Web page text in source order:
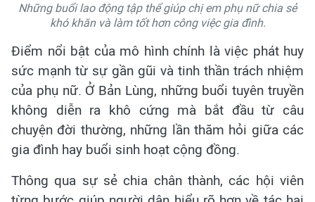
Những buổi lao động tập thể giúp chị em phụ nữ chia sẻ
khó khăn và làm tốt hơn công việc gia đình.
Điểm nổi bật của mô hình chính là việc phát huy
sức mạnh từ sự gần gũi và tinh thần trách nhiệm
của phụ nữ. Ở Bản Lùng, những buổi tuyên truyền
không diễn ra khô cứng mà bắt đầu từ câu
chuyện đời thường, những lần thăm hỏi giữa các
gia đình hay buổi sinh hoạt cộng đồng.
Thông qua sự sẻ chia chân thành, các hội viên